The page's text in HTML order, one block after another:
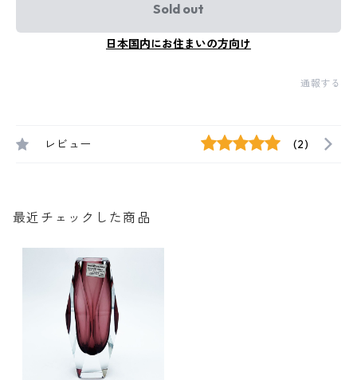
Sold out
日本国内にお住まいの方向け
通報する
レビュー (2)
最近チェックした商品